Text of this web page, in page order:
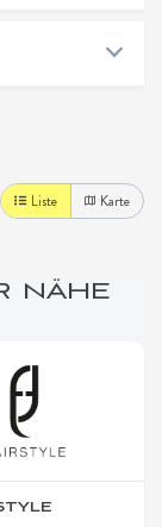
Liste Karte
NÄHE